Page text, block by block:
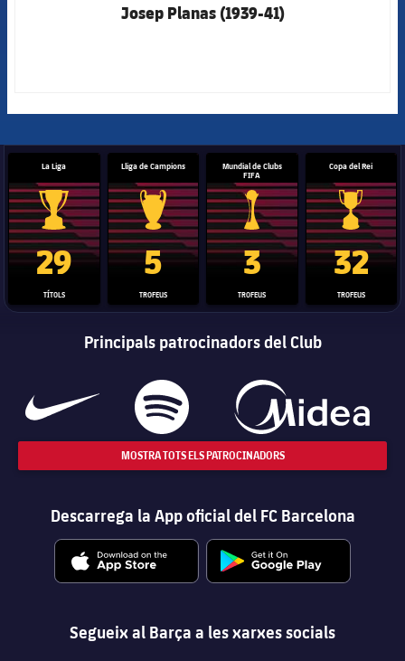
Josep Planas (1939-41)
La Liga
Trofeu de la Liga
29
TÍTOLS
Lliga de Campions
Trofeu de la Lliga de Campions
5
TROFEUS
Mundial de Clubs
FIFA
Trofeu del Mundial de Clubs
3
TROFEUS
Copa del Rei
Copa del
32
TROFEUS
Principals patrocinadors del Club
MOSTRA TOTS ELS PATROCINADORS
Descarrega la App oficial del FC Barcelona
Segueix al Barça a les xarxes socials